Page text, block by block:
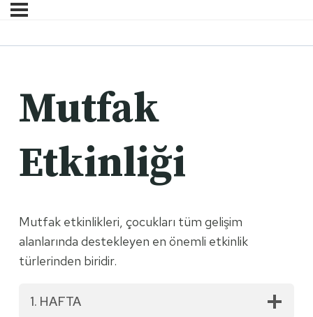
Mutfak
Etkinliği
Mutfak etkinlikleri, çocukları tüm gelişim
alanlarında destekleyen en önemli etkinlik
türlerinden biridir.
1. HAFTA